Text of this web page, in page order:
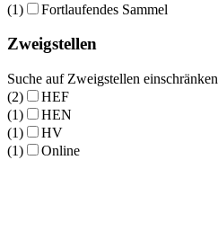
(1)
Fortlaufendes Sammel
Zweigstellen
Suche auf Zweigstellen einschränken
(2)
HEF
(1)
HEN
(1)
HV
(1)
Online